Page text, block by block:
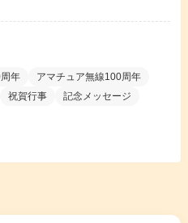
年
アマチュア無線100周年
祝賀行事
記念メッセージ